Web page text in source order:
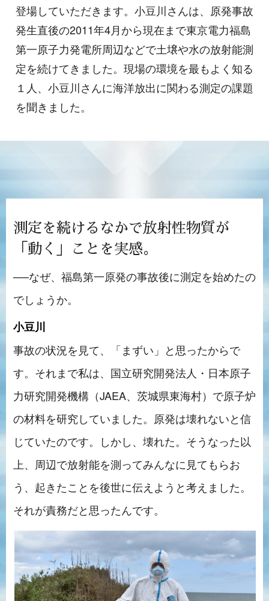
登場していただきます。小豆川さんは、原発事故
発生直後の2011年4月から現在まで東京電力福島
第一原子力発電所周辺などで土壌や水の放射能測
定を続けてきました。現場の環境を最もよく知る
１人、小豆川さんに海洋放出に関わる測定の課題
を聞きました。
測定を続けるなかで放射性物質が
「動く」ことを実感。
──なぜ、福島第一原発の事故後に測定を始めたの
でしょうか。
小豆川
事故の状況を見て、「まずい」と思ったからで
す。それまで私は、国立研究開発法人・日本原子
力研究開発機構（JAEA、茨城県東海村）で原子炉
の材料を研究していました。原発は壊れないと信
じていたのです。しかし、壊れた。そうなった以
上、周辺で放射能を測ってみんなに見てもらお
う、起きたことを後世に伝えようと考えました。
それが責務だと思ったんです。